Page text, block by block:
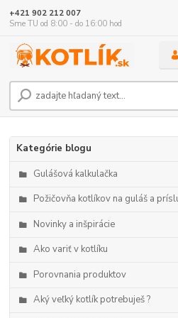
+421 902 212 007
Sme TU od 8:00 - do 16:00 hod
Kategórie blogu
Gulášová kalkulačka
Požičovňa kotlíkov na guláš a
Novinky a inšpirácie
Ako variť v kotlíku
Porovnania produktov
Aký veľký kotlík potrebuješ ?